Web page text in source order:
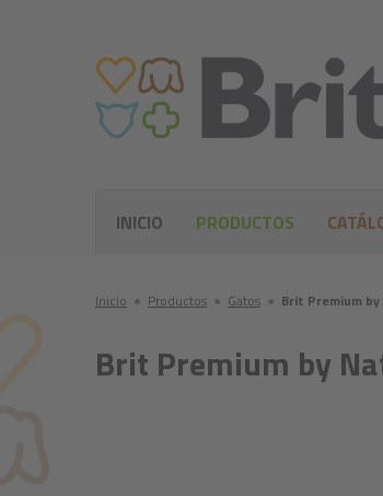
Inicio ● Productos ● Gatos ● Brit Premium
Brit Premium by
INICIO PRODUCTOS